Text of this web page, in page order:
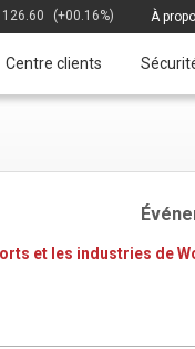
À
126.60 (+00.16%)
Centre clients
et les industries de